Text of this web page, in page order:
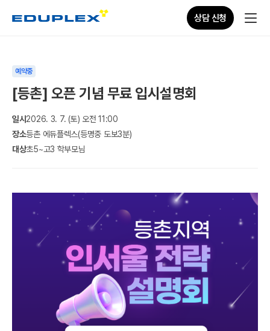
상담 신청
예약중
[등촌] 오픈 기념 무료 입시설명회
일시2026. 3. 7. (토) 오전 11:00
장소등촌 에듀플렉스(등명중 도보3분)
대상초5~고3 학부모님